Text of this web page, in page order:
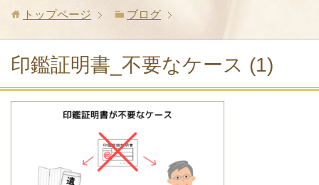
トップページ ブログ
印鑑証明書_不要なケース (1)